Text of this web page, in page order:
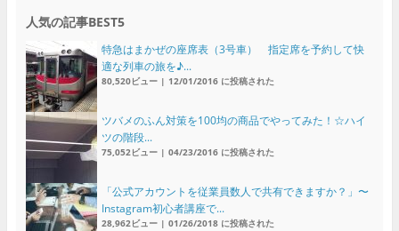
人気の記事BEST5
特急はまかぜの座席表（3号車） 指定席を予約して快
適な列車の旅を♪...
80,520ビュー| 12/01/2016 に投稿された
ツバメのふん対策を100均の商品でやってみた！☆ハイ
ツの階段...
75,052ビュー| 04/23/2016 に投稿された
「公式アカウントを従業員数人で共有できますか？」〜
Instagram初心者講座で...
28,962ビュー| 01/26/2018 に投稿された